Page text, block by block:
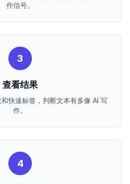
作信号。
3
查看结果
快速标签，判断文本有多像 AI 写
作。
4